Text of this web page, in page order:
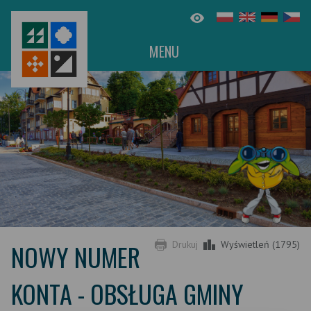
MENU
Drukuj Wyświetleń (1795)
NOWY NUMER
KONTA - OBSŁUGA GMINY